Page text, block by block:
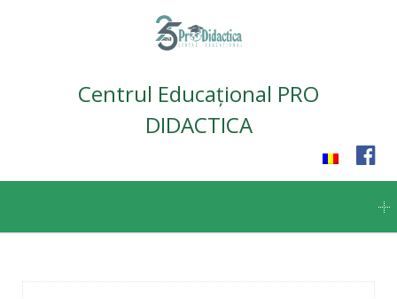
Centrul Educațional PRO
DIDACTICA
content